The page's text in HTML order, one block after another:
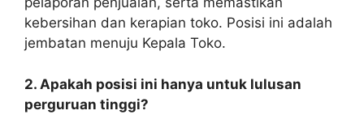
kebersihan dan kerapian toko. Posisi ini adalah
jembatan menuju Kepala Toko.
2. Apakah posisi ini hanya untuk lulusan
perguruan tinggi?